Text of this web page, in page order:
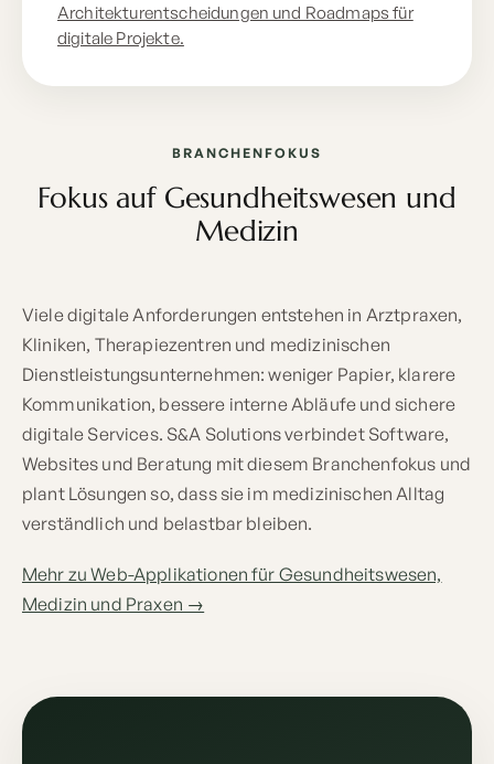
Architekturentscheidungen und Roadmaps für
digitale Projekte.
BRANCHENFOKUS
Fokus auf Gesundheitswesen und
Medizin
Viele digitale Anforderungen entstehen in Arztpraxen,
Kliniken, Therapiezentren und medizinischen
Dienstleistungsunternehmen: weniger Papier, klarere
Kommunikation, bessere interne Abläufe und sichere
digitale Services. S&A Solutions verbindet Software,
Websites und Beratung mit diesem Branchenfokus und
plant Lösungen so, dass sie im medizinischen Alltag
verständlich und belastbar bleiben.
Mehr zu Web-Applikationen für Gesundheitswesen,
Medizin und Praxen →